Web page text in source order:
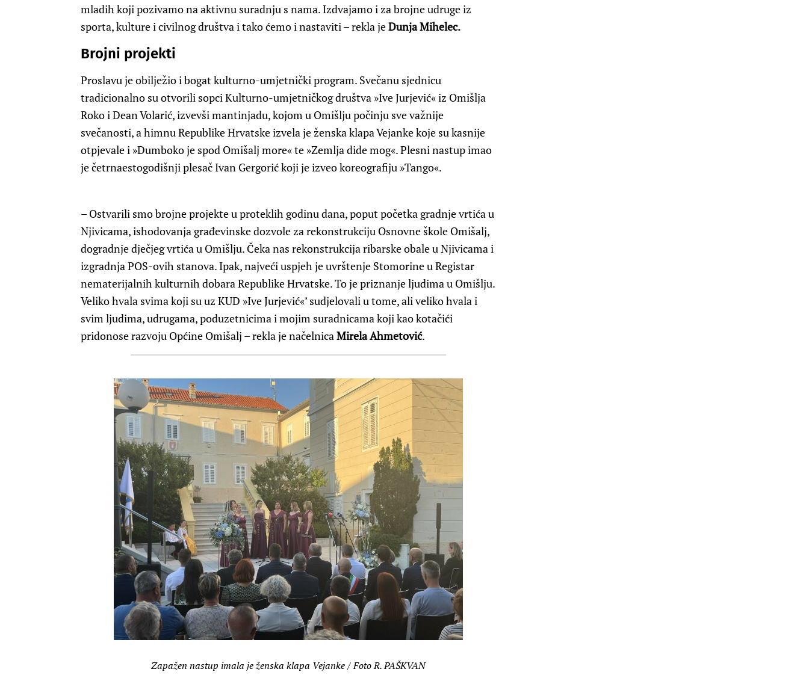
mladih koji pozivamo na aktivnu suradnju s nama. Izdvajamo i za brojne udruge iz
sporta, kulture i civilnog društva i tako ćemo i nastaviti – rekla jeDunja Mihelec.
Brojni projekti
Proslavu je obilježio i bogat kulturno-umjetnički program. Svečanu sjednicu
tradicionalno su otvorili sopci Kulturno-umjetničkog društva »Ive Jurjević« iz Omišlja
Roko i Dean Volarić, izvevši mantinjadu, kojom u Omišlju počinju sve važnije
svečanosti, a himnu Republike Hrvatske izvela je ženska klapa Vejanke koje su kasnije
otpjevale i »Dumboko je spod Omišalj more« te »Zemlja dide mog«. Plesni nastup imao
je četrnaestogodišnji plesač Ivan Gergorić koji je izveo koreografiju »Tango«.
– Ostvarili smo brojne projekte u proteklih godinu dana, poput početka gradnje vrtića u
Njivicama, ishodovanja građevinske dozvole za rekonstrukciju Osnovne škole Omišalj,
dogradnje dječjeg vrtića u Omišlju. Čeka nas rekonstrukcija ribarske obale u Njivicama i
izgradnja POS-ovih stanova. Ipak, najveći uspjeh je uvrštenje Stomorine u Registar
nematerijalnih kulturnih dobara Republike Hrvatske. To je priznanje ljudima u Omišlju.
Veliko hvala svima koji su uz KUD »Ive Jurjević«’ sudjelovali u tome, ali veliko hvala i
svim ljudima, udrugama, poduzetnicima i mojim suradnicama koji kao kotačići
pridonose razvoju Općine Omišalj – rekla je načelnicaMirela Ahmetović.
Zapažen nastup imala je ženska klapa Vejanke / Foto R. PAŠKVAN